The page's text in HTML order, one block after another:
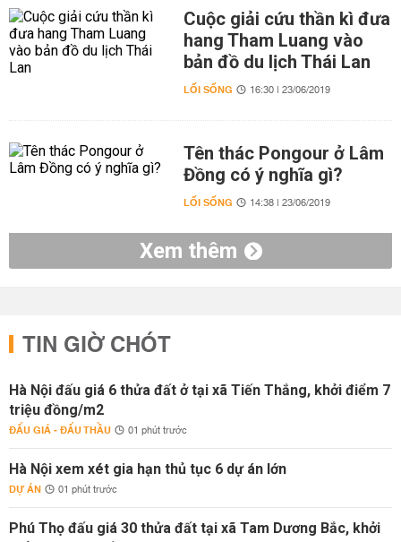
Cuộc giải cứu thần kì đưa
hang Tham Luang vào
bản đồ du lịch Thái Lan
LỐI SỐNG 16:30 | 23/06/2019
Tên thác Pongour ở Lâm
Đồng có ý nghĩa gì?
LỐI SỐNG 14:38 | 23/06/2019
Xem thêm
TIN GIỜ CHÓT
Hà Nội đấu giá 6 thửa đất ở tại xã Tiến Thắng, khởi điểm 7
triệu đồng/m2
ĐẤU GIÁ - ĐẤU THẦU 01 phút trước
Hà Nội xem xét gia hạn thủ tục 6 dự án lớn
DỰ ÁN 01 phút trước
Phú Thọ đấu giá 30 thửa đất tại xã Tam Dương Bắc, khởi